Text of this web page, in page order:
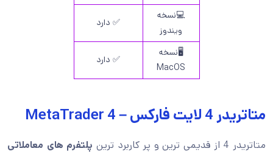
💻نسخه
ویندوز
✅ دارد
🖥️نسخه
MacOS
✅ دارد
متاتریدر 4 لایت فارکس – 4 MetaTrader
متاتریدر 4 از قدیمی ترین و پر کاربرد ترین
پلتفرم های معاملاتی